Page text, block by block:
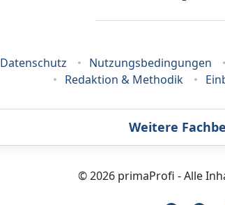
Datenschutz Nutzungsbedingungen
Redaktion & Methodik
Weitere
Bestatter
© 2026 primaProfi - Alle